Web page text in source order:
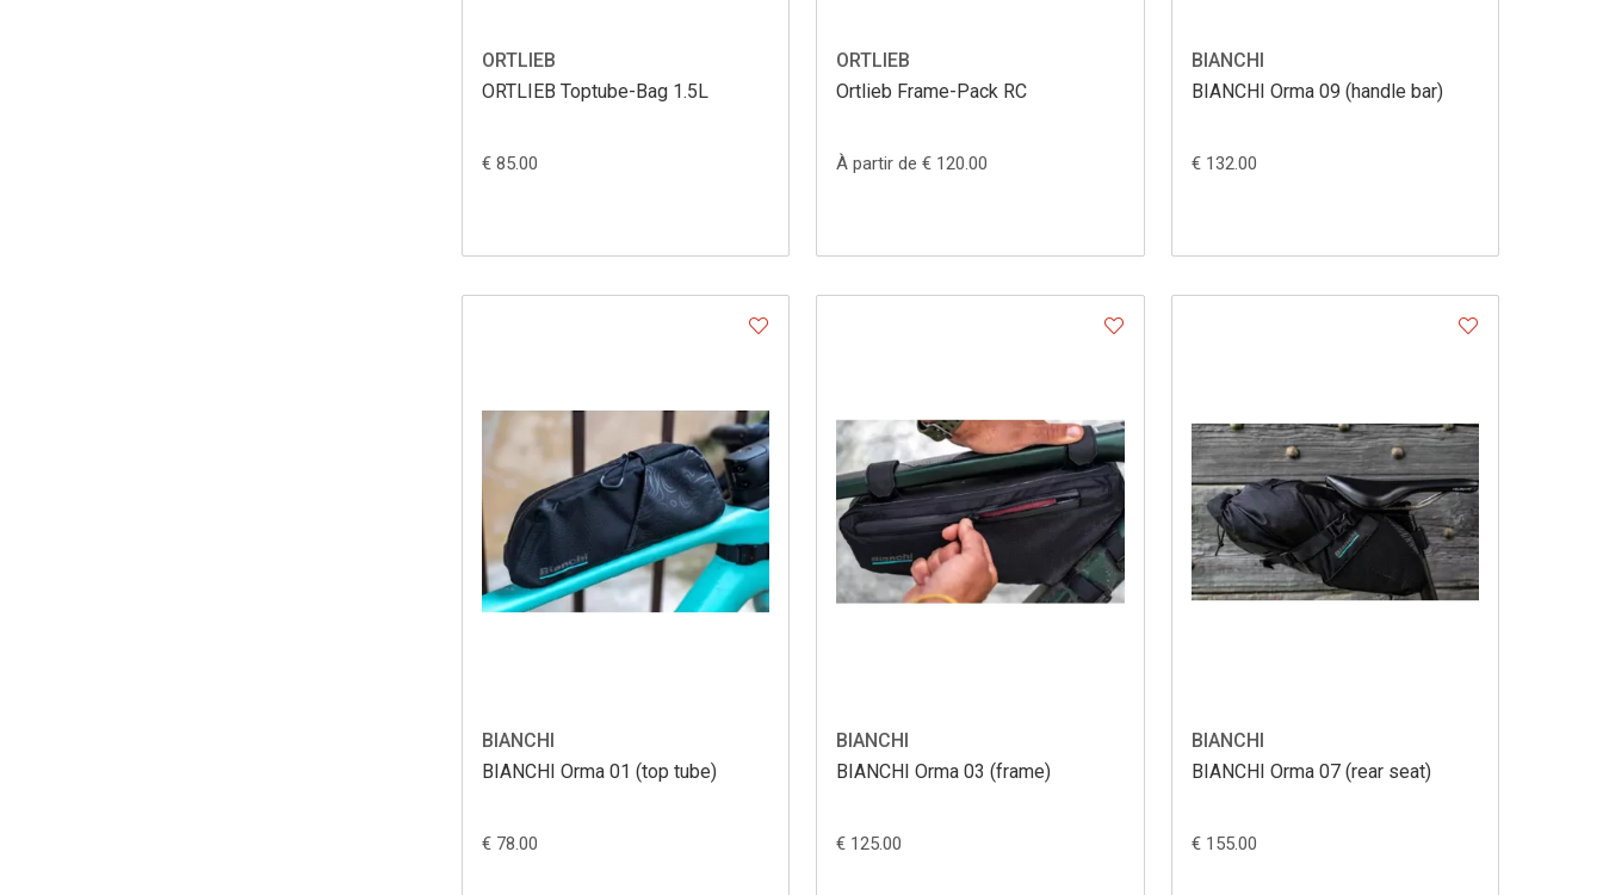
ORTLIEB
ORTLIEB Toptube-Bag 1.5L
€ 85.00
ORTLIEB
Ortlieb Frame-Pack RC
À partir de € 120.00
BIANCHI
BIANCHI Orma 09 (handle bar)
€ 132.00
BIANCHI
BIANCHI Orma 01 (top tube)
€ 78.00
BIANCHI
BIANCHI Orma 03 (frame)
€ 125.00
BIANCHI
BIANCHI Orma 07 (rear seat)
€ 155.00